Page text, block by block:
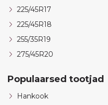
225/45R17
225/45R18
255/35R19
275/45R20
Populaarsed tootjad
Hankook